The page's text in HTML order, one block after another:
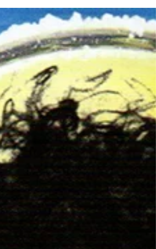
masse, entre boomers nostalgiques et fans issus de